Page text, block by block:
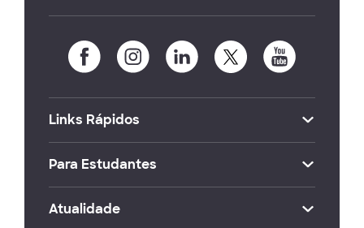
Links Rápidos
Para Estudantes
Atualidade